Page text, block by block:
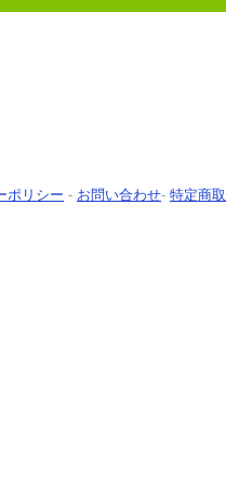
ポリシー - お問い合わせ- 特定商